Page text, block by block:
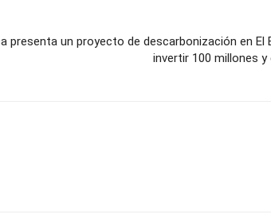
presenta un proyecto de descarbonización en El
invertir 100 millones